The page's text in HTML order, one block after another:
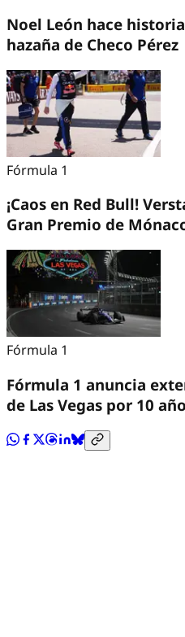
Noel León hace
hazaña de Checo Pérez
Fórmula 1
¡Caos en Red Bull!
Gran Premio de
Fórmula 1
Fórmula 1 anuncia
de Las Vegas por 10